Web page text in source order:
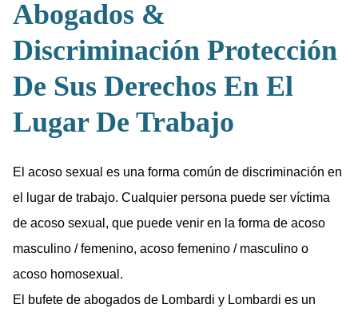
Abogados &
Discriminación Protección
De Sus Derechos En El
Lugar De Trabajo
El acoso sexual es una forma común de discriminación en
el lugar de trabajo. Cualquier persona puede ser víctima
de acoso sexual, que puede venir en la forma de acoso
masculino / femenino, acoso femenino / masculino o
acoso homosexual.
El bufete de abogados de Lombardi y Lombardi es un